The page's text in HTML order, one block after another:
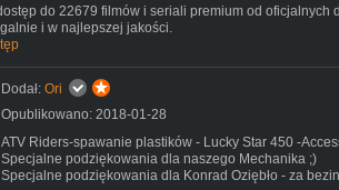
do 22679 filmów i seriali premium od oficjalnych
i w najlepszej jakości.
Dodał: Ori
Opublikowano: 2018-01-28
ATV Riders-spawanie plastików - Lucky Star 450 -
Specjalne podziękowania dla naszego Mechanika ;)
Specjalne podziękowania dla Konrad Oziębło - za